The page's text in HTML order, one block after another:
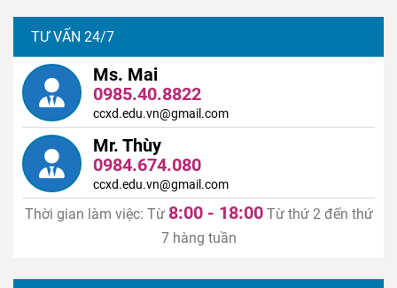
TƯ VẤN 24/7
Ms. Mai
0985.40.8822
ccxd.edu.vn@gmail.com
Mr. Thùy
0984.674.080
ccxd.edu.vn@gmail.com
Thời gian làm việc: Từ 8:00 - 18:00Từ thứ 2 đến thứ
7 hàng tuần